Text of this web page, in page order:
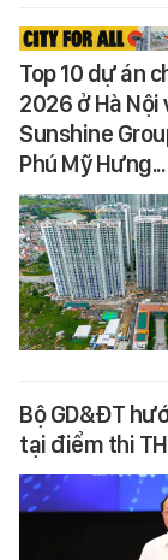
Top 10 dự án
2026 ở Hà Nội
Sunshine
Phú Mỹ Hưng...
Bộ GD&ĐT
tại điểm thi